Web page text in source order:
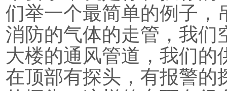
们举一个最简单的例子，
消防的气体的走管，我们
大楼的通风管道，我们
在顶部有探头，有报警的